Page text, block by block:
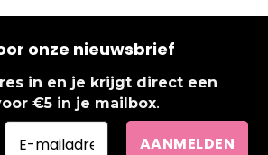
onze nieuwsbrief
in en je krijgt direct een
€5 in je mailbox.